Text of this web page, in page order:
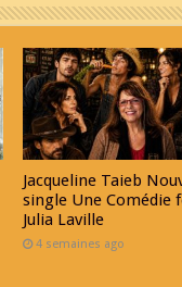
Jacqueline Taieb
single Une Comédie
Julia Laville
4 semaines ago